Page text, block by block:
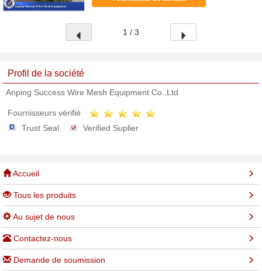
ou comme force d'entra...
1 / 3
Profil de la société
Anping Success Wire Mesh Equipment Co.,Ltd
Fournisseurs vérifié
Trust Seal
Verified Suplier
Accueil
Tous les produits
Au sujet de nous
Contactez-nous
Demande de soumission